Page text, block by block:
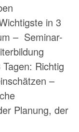
in 3
– Seminar-
Richtig
–
Planung, der